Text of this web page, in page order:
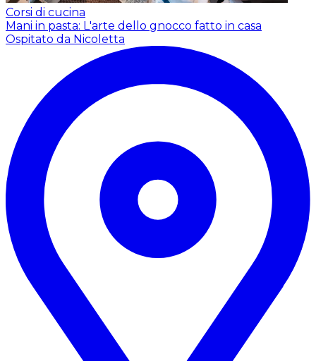
Corsi di cucina
Mani in pasta: L'arte dello gnocco fatto in casa
Ospitato da Nicoletta